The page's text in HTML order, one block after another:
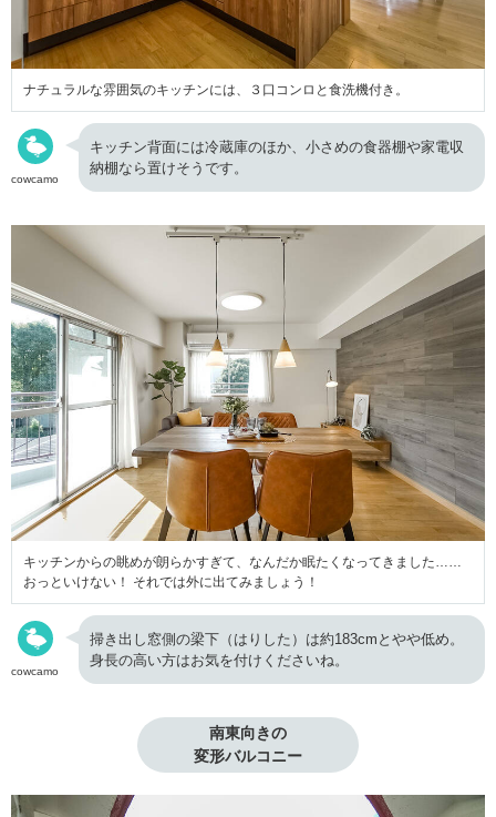
ナチュラルな雰囲気のキッチンには、３口コンロと食洗機付き。
cowcamo
キッチン背面には冷蔵庫のほか、小さめの食器棚や家電収
納棚なら置けそうです。
キッチンからの眺めが朗らかすぎて、なんだか眠たくなってきました……
おっといけない！ それでは外に出てみましょう！
cowcamo
掃き出し窓側の梁下（はりした）は約183cmとやや低め。
身長の高い方はお気を付けくださいね。
南東向きの
変形バルコニー